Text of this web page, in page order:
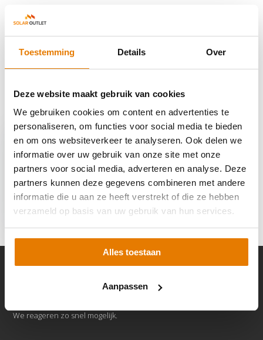
Toestemming Details Over
Deze website maakt gebruik van cookies
We gebruiken cookies om content en advertenties te
personaliseren, om functies voor social media te bieden
en om ons websiteverkeer te analyseren. Ook delen we
informatie over uw gebruik van onze site met onze
partners voor social media, adverteren en analyse. Deze
partners kunnen deze gegevens combineren met andere
informatie die u aan ze heeft verstrekt of die ze hebben
verzameld op basis van uw gebruik van hun services.
Alles toestaan
Aanpassen
Reviews
Recent bekeken
Easee Front Cover
Grijs
€ 39,95
We reageren zo snel mogelijk.